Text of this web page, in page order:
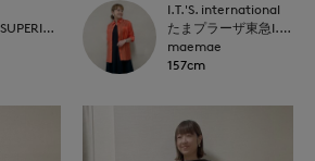
新宿伊勢丹SUPERIOR CLOSET
I.T.'S. international
たまプラーザ東急I.T.'S.international
maemae
157cm